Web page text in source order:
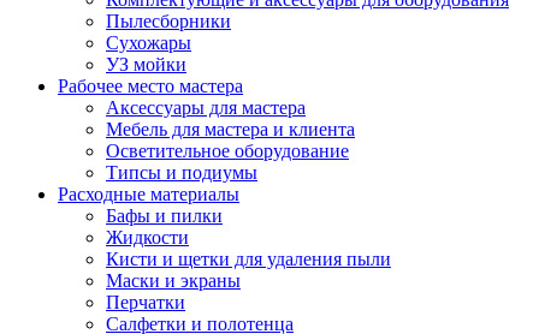
Пылесборники
Сухожары
УЗ мойки
Рабочее место мастера
Аксессуары для мастера
Мебель для мастера и клиента
Осветительное оборудование
Типсы и подиумы
Расходные материалы
Бафы и пилки
Жидкости
Кисти и щетки для удаления пыли
Маски и экраны
Перчатки
Салфетки и полотенца